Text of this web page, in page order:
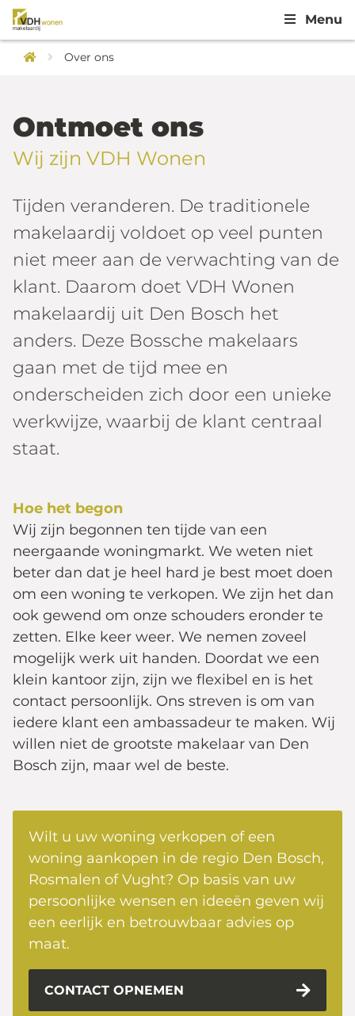
Menu
Menu
Over ons
Ontmoet ons
Wij zijn VDH Wonen
Tijden veranderen. De traditionele
makelaardij voldoet op veel punten
niet meer aan de verwachting van de
klant. Daarom doet VDH Wonen
makelaardij uit Den Bosch het
anders. Deze Bossche makelaars
gaan met de tijd mee en
onderscheiden zich door een unieke
werkwijze, waarbij de klant centraal
staat.
Hoe het begon
Wij zijn begonnen ten tijde van een
neergaande woningmarkt. We weten niet
beter dan dat je heel hard je best moet doen
om een woning te verkopen. We zijn het dan
ook gewend om onze schouders eronder te
zetten. Elke keer weer. We nemen zoveel
mogelijk werk uit handen. Doordat we een
klein kantoor zijn, zijn we flexibel en is het
contact persoonlijk. Ons streven is om van
iedere klant een ambassadeur te maken. Wij
willen niet de grootste makelaar van Den
Bosch zijn, maar wel de beste.
Wilt u uw woning verkopen of een
woning aankopen in de regio Den Bosch,
Rosmalen of Vught? Op basis van uw
persoonlijke wensen en ideeën geven wij
een eerlijk en betrouwbaar advies op
maat.
CONTACT OPNEMEN